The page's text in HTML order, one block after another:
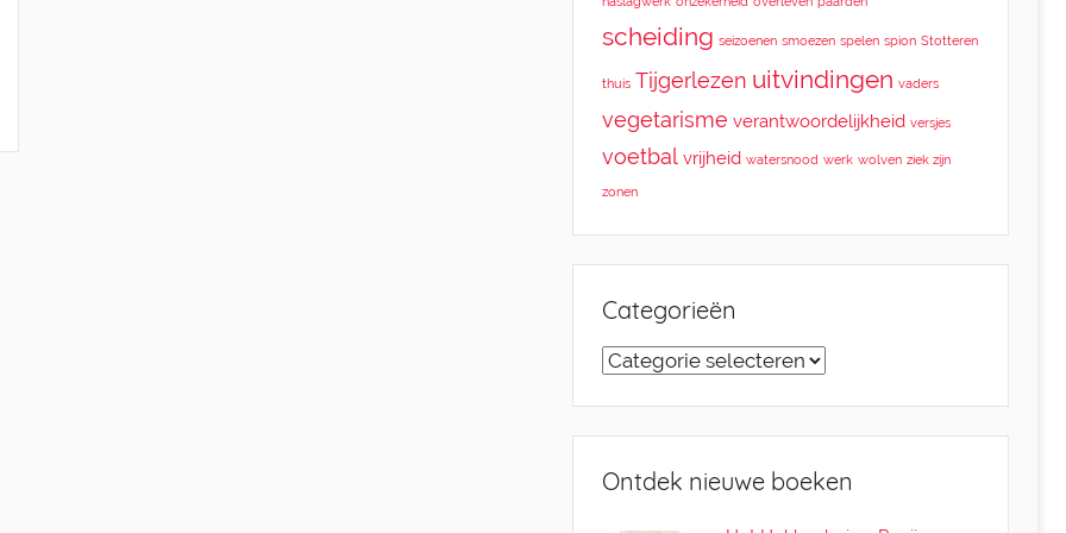
scheiding seizoenen smoezen spelen spion Stotteren
thuis Tijgerlezen uitvindingen vaders
vegetarisme verantwoordelijkheid versjes
voetbal vrijheid watersnood werk wolven ziek zijn
zonen
Categorieën
Categorieën
Ontdek nieuwe boeken